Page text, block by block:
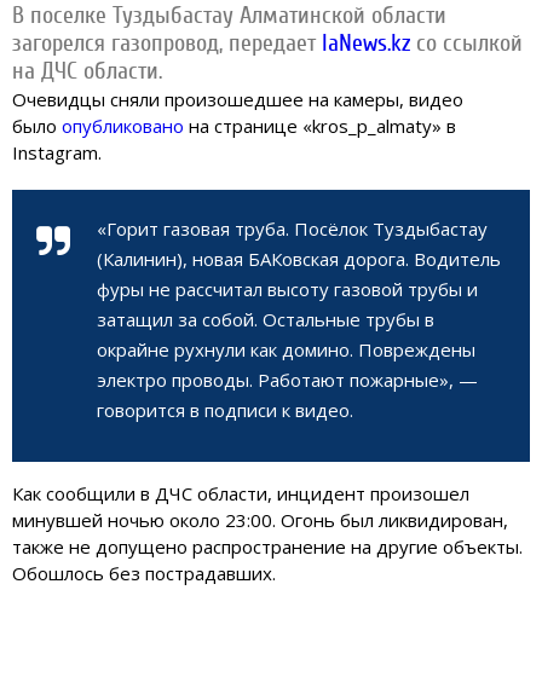
В поселке Туздыбастау Алматинской области
загорелся газопровод, передает IaNews.kz со ссылкой
на ДЧС области.
Очевидцы сняли произошедшее на камеры, видео
было опубликовано на странице «kros_p_almaty» в
Instagram.
«Горит газовая труба. Посёлок Туздыбастау
(Калинин), новая БАКовская дорога. Водитель
фуры не рассчитал высоту газовой трубы и
затащил за собой. Остальные трубы в
окрайне рухнули как домино. Повреждены
электро проводы. Работают пожарные», —
говорится в подписи к видео.
Как сообщили в ДЧС области, инцидент произошел
минувшей ночью около 23:00. Огонь был ликвидирован,
также не допущено распространение на другие объекты.
Обошлось без пострадавших.